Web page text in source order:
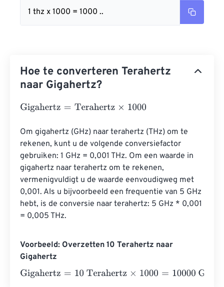
1 thz x 1000 = 1000 ..
Hoe te converteren Terahertz
naar Gigahertz?
Gigahertz=Terahertz×1000
Om gigahertz (GHz) naar terahertz (THz) om te
rekenen, kunt u de volgende conversiefactor
gebruiken: 1 GHz = 0,001 THz. Om een ​​waarde in
gigahertz naar terahertz om te rekenen,
vermenigvuldigt u de waarde eenvoudigweg met
0,001. Als u bijvoorbeeld een frequentie van 5 GHz
hebt, is de conversie naar terahertz: 5 GHz * 0,001
= 0,005 THz.
Voorbeeld: Overzetten 10 Terahertz naar
Gigahertz
Gigahertz=10 Terahertz×1000 =10000 Gigahertz